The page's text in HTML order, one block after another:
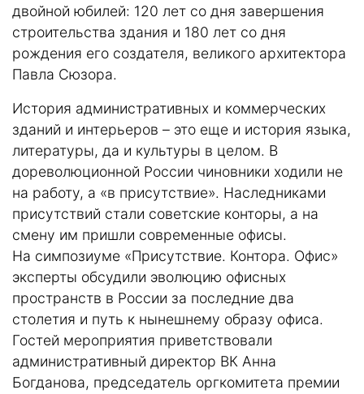
двойной юбилей: 120 лет со дня завершения
строительства здания и 180 лет со дня
рождения его создателя, великого архитектора
Павла Сюзора.
История административных и коммерческих
зданий и интерьеров – это еще и история языка,
литературы, да и культуры в целом. В
дореволюционной России чиновники ходили не
на работу, а «в присутствие». Наследниками
присутствий стали советские конторы, а на
смену им пришли современные офисы.
На симпозиуме «Присутствие. Контора. Офис»
эксперты обсудили эволюцию офисных
пространств в России за последние два
столетия и путь к нынешнему образу офиса.
Гостей мероприятия приветствовали
административный директор ВК Анна
Богданова, председатель оргкомитета премии